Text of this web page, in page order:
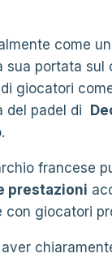
come
portata sul
giocatori
del padel di
francese
prestazioni
con giocatori